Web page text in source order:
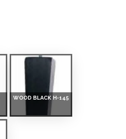
WOOD BLACK H-145